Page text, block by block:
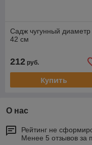
Садж чугунный диаметр
42 см
212 руб.
Купить
О нас
Рейтинг не
Менее 5 отзывов за